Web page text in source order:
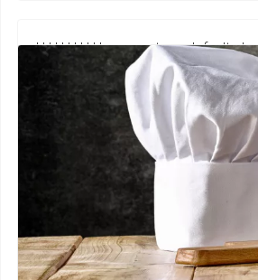
***********gurupcategs default.php